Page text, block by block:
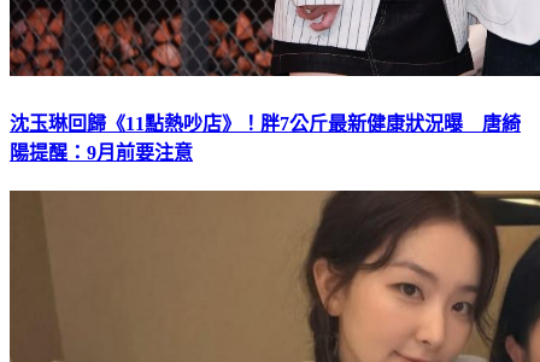
沈玉琳回歸《11點熱吵店》！胖7公斤最新健康狀況曝 唐綺
陽提醒：9月前要注意